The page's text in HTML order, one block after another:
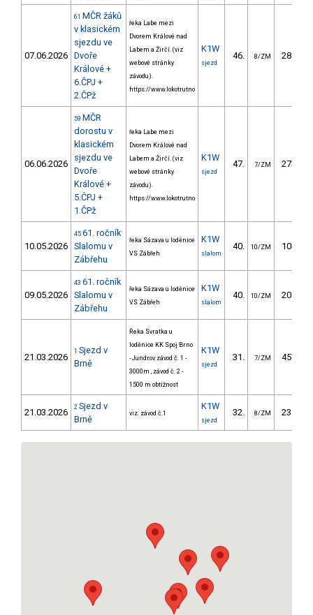
07.06.2026
61 MČR žáků
v klasickém
sjezdu ve
Dvoře
Králové +
6.ČPJ +
2.ČPž
řeka Labe mezi
Dvorem Králové nad
Labem a Žirčí. (viz
webové stránky
závodu).
https://www.lokotrutno
K1W
sjezd
46. 8/ZM 284.02
06.06.2026
59 MČR
dorostu v
klasickém
sjezdu ve
Dvoře
Králové +
5.ČPJ +
1.ČPž
řeka Labe mezi
Dvorem Králové nad
Labem a Žirčí. (viz
webové stránky
závodu).
https://www.lokotrutno
K1W
sjezd
47. 7/ZM 273.51
10.05.2026
45 61. ročník
Slalomu v
Zábřehu
řeka Sázava u loděnice
VS Zábřeh
K1W
slalom
40. 10/ZM 103.30
09.05.2026
43 61. ročník
Slalomu v
Zábřehu
řeka Sázava u loděnice
VS Zábřeh
K1W
slalom
40. 10/ZM 208.90
21.03.2026
1 Sjezd v
Brně
Řeka Svratka u
loděnice KK Spoj Brno
- Jundrov závod č. 1 -
3000m , závod č. 2 -
1500 m obtížnost
K1W
sjezd
31. 7/ZM 457.40
21.03.2026 2 Sjezd v
Brně
viz. závod č.1
K1W
sjezd
32. 8/ZM 238.80